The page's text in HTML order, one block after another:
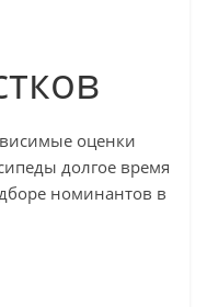
оценки
долгое время
номинантов в